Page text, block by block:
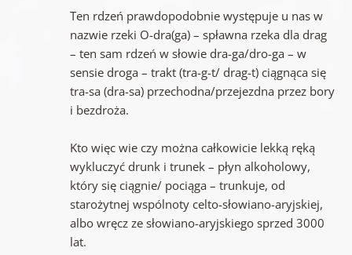
Ten rdzeń prawdopodobnie występuje u nas w
nazwie rzeki O-dra(ga) – spławna rzeka dla drag
– ten sam rdzeń w słowie dra-ga/dro-ga – w
sensie droga – trakt (tra-g-t/ drag-t) ciągnąca się
tra-sa (dra-sa) przechodna/przejezdna przez bory
i bezdroża.
Kto więc wie czy można całkowicie lekką ręką
wykluczyć drunk i trunek – płyn alkoholowy,
który się ciągnie/ pociąga – trunkuje, od
starożytnej wspólnoty celto-słowiano-aryjskiej,
albo wręcz ze słowiano-aryjskiego sprzed 3000
lat.